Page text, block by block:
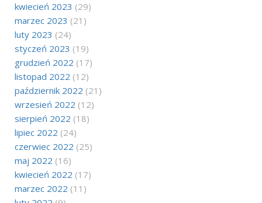
kwiecień 2023 (29)
marzec 2023 (21)
luty 2023 (24)
styczeń 2023 (19)
grudzień 2022 (17)
listopad 2022 (12)
październik 2022 (21)
wrzesień 2022 (12)
sierpień 2022 (18)
lipiec 2022 (24)
czerwiec 2022 (25)
maj 2022 (16)
kwiecień 2022 (17)
marzec 2022 (11)